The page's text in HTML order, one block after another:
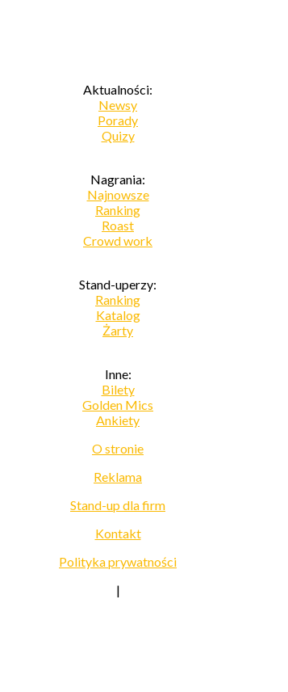
Aktualności:
Newsy
Porady
Quizy
Nagrania:
Najnowsze
Ranking
Roast
Crowd work
Stand-uperzy:
Ranking
Katalog
Żarty
Inne:
Bilety
Golden Mics
Ankiety
O stronie
Reklama
Stand-up dla firm
Kontakt
Polityka prywatności
|